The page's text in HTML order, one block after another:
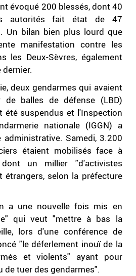
évoqué 200 blessés, dont 40
autorités fait état de 47
Un bilan bien plus lourd que
manifestation contre les
les Deux-Sèvres, également
deux gendarmes qui avaient
de balles de défense (LBD)
été suspendus et l'Inspection
nationale (IGGN) a
Samedi, 3.200
étaient mobilisés face à
un millier "d'activistes
étrangers, selon la préfecture
a une nouvelle fois mis en
qui veut "mettre à bas la
lors d'une conférence de
"le déferlement inouï de la
et violents" ayant pour
de tuer des gendarmes".